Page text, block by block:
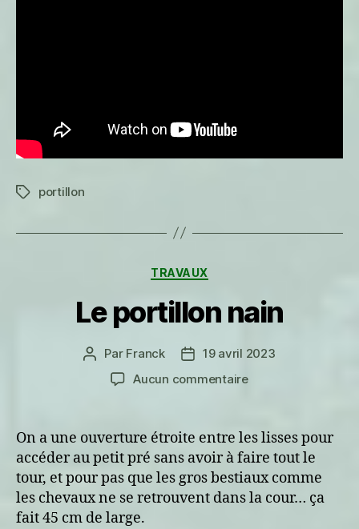
Étiquettes
portillon
Catégories
TRAVAUX
Le portillon nain
Auteur
l’article
Par Franck
Date19 avril 2023
Aucun commentairesur
nain
On a une ouverture étroite entre les lisses pour
accéder au petit pré sans avoir à faire tout le
tour, et pour pas que les gros bestiaux comme
les chevaux ne se retrouvent dans la cour… ça
fait 45 cm de large.